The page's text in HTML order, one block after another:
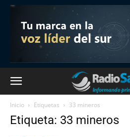
Inicio Etiquetas 33 mineros
Etiqueta: 33 mineros